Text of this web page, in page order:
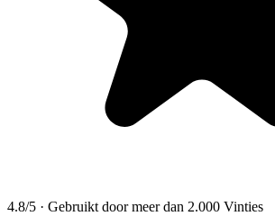
4.8/5 · Gebruikt door meer dan 2.000 Vinties